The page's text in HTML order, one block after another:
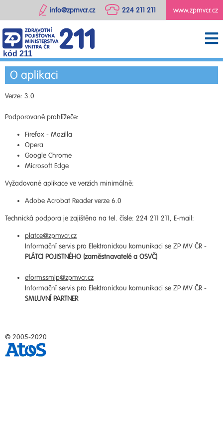
www.zpmvcr.cz
224 211 211
info@zpmvcr.cz
kód 211
O aplikaci
Verze: 3.0
Podporované prohlížeče:
Firefox - Mozilla
Opera
Google Chrome
Microsoft Edge
Vyžadované aplikace ve verzích minimálně:
Adobe Acrobat Reader verze 6.0
Technická podpora je zajištěna na tel. čísle: 224 211 211, E-mail:
platce@zpmvcr.cz
Informační servis pro Elektronickou komunikaci se ZP MV ČR -
PLÁTCI POJISTNÉHO (zaměstnavatelé a OSVČ)
eformssmlp@zpmvcr.cz
Informační servis pro Elektronickou komunikaci se ZP MV ČR -
SMLUVNÍ PARTNER
© 2005-2020